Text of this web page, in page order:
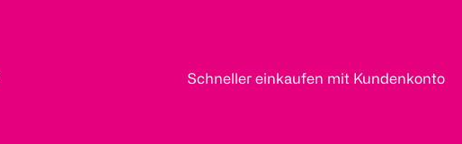
Schneller einkaufen mit Kundenkonto